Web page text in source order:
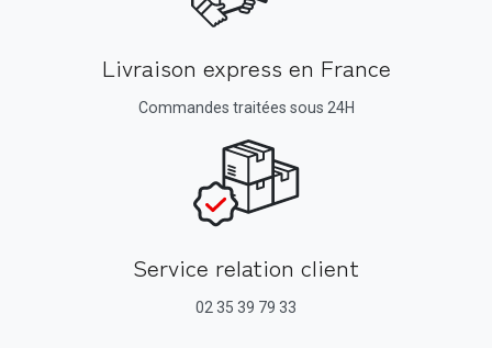
Livraison express en France
Commandes traitées sous 24H
Service relation client
02 35 39 79 33